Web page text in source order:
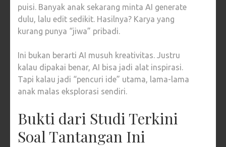
puisi. Banyak anak sekarang minta AI generate
dulu, lalu edit sedikit. Hasilnya? Karya yang
kurang punya “jiwa” pribadi.
Ini bukan berarti AI musuh kreativitas. Justru
kalau dipakai benar, AI bisa jadi alat inspirasi.
Tapi kalau jadi “pencuri ide” utama, lama-lama
anak malas eksplorasi sendiri.
Bukti dari Studi Terkini
Soal Tantangan Ini